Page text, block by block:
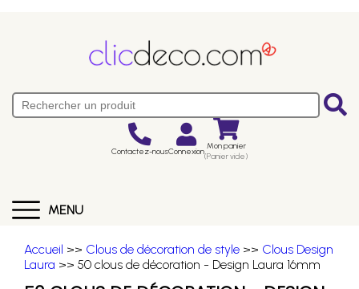
Contactez-nousConnexion Mon panier
(Panier vide)
MENU
Accueil >> Clous de décoration de style >> Clous Design
Laura >> 50 clous de décoration - Design Laura 16mm